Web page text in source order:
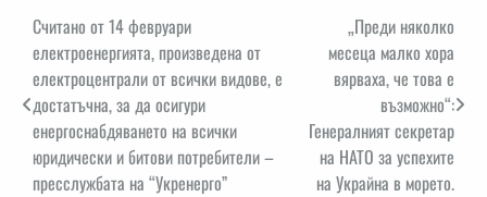
Навигация
Считано от 14 февруари
електроенергията, произведена от
електроцентрали от всички видове, е
достатъчна, за да осигури
енергоснабдяването на всички
юридически и битови потребители –
пресслужбата на “Укренерго”
„Преди няколко
месеца малко хора
вярваха, че това е
възможно“:
Генералният секретар
на НАТО за успехите
на Украйна в морето.